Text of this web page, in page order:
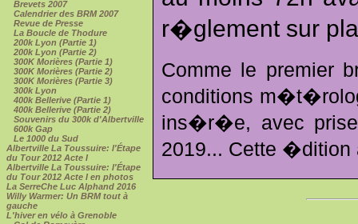
Brevets 2007
Calendrier des BRM 2007
Revue de Presse
La Boucle de Thodure
200k Lyon (Partie 1)
200k Lyon (Partie 2)
300K Morières (Partie 1)
300K Morières (Partie 2)
300K Morières (Partie 3)
300k Lyon
400k Bellerive (Partie 1)
400k Bellerive (Partie 2)
Souvenirs du 300k d'Albertville
600k Gap
Le 1000 du Sud
Albertville La Toussuire: l'Étape
du Tour 2012 Acte I
Albertville La Toussuire: l'Étape
du Tour 2012 Acte I en photos
La SerreChe Luc Alphand 2016
Willy Warmer: Un BRM tout à
gauche
L'hiver en vélo à Grenoble
r�glement sur
Comme le
conditions
ins�r�e, avec
2019... Cette